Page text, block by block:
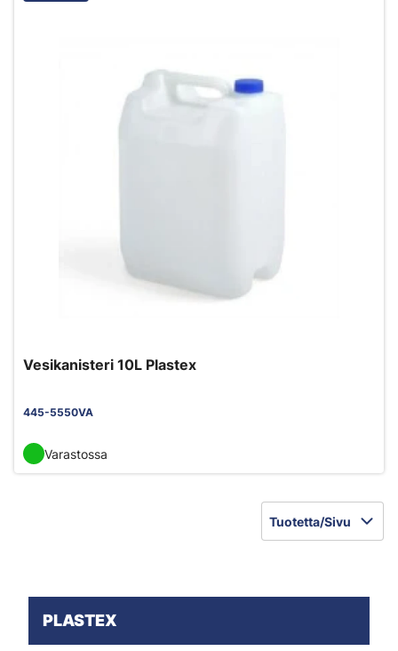
Vesikanisteri 10L Plastex
445-5550VA
Varastossa
Tuotetta/Sivu
PLASTEX